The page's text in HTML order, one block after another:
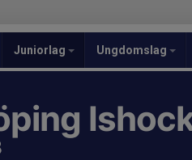
Juniorlag Ungdomslag